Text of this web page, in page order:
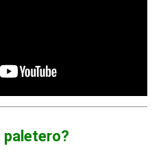
paletero?